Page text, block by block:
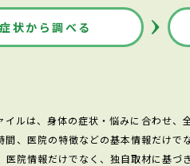
症状から調べる
イルは、身体の症状・悩みに合わせ
、医院の特徴などの基本情報だけ
医院情報だけでなく、独自取材に基づ